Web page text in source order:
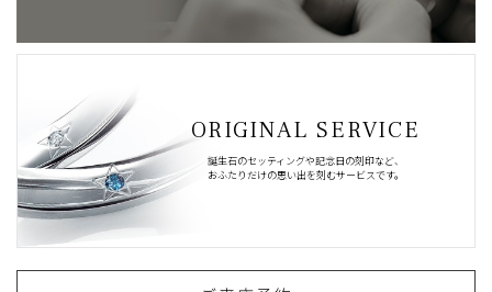
ORIGINAL SERVICE
誕生石のセッティングや記念日の刻印など、
おふたりだけの思い出を刻むサービスです。